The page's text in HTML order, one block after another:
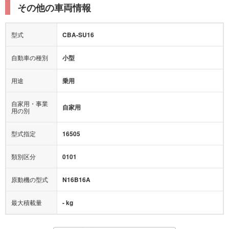
その他の車両情報
型式 CBA-SU16
自動車の種別 小型
用途 乗用
自家用・事業
用の別
自家用
型式指定 16505
類別区分 0101
原動機の型式 N16B16A
最大積載量 - kg